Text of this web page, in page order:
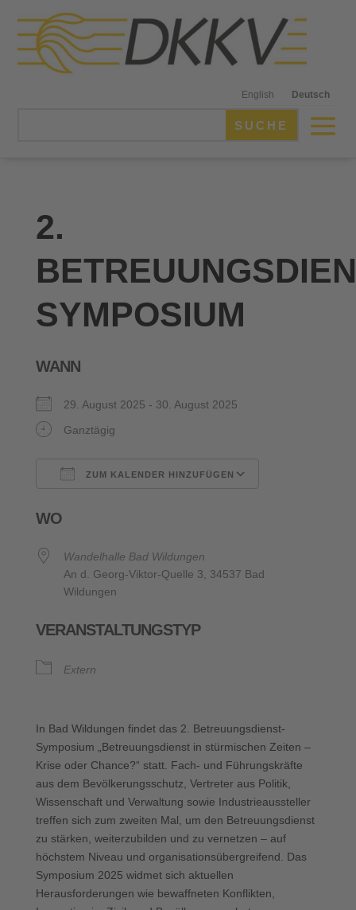
English Deutsch
2.
SYMPOSIUM
WANN
29. August 2025 - 30. August 2025
Ganztägig
ZUM KALENDER HINZUFÜGEN
WO
Wandelhalle Bad Wildungen
An d. Georg-Viktor-Quelle 3, 34537 Bad
Wildungen
VERANSTALTUNGSTYP
Extern
In Bad Wildungen findet das 2. Betreuungsdienst-
Symposium „Betreuungsdienst in stürmischen Zeiten –
Krise oder Chance?“ statt. Fach- und Führungskräfte
aus dem Bevölkerungsschutz, Vertreter aus Politik,
Wissenschaft und Verwaltung sowie Industrieaussteller
treffen sich zum zweiten Mal, um den Betreuungsdienst
zu stärken, weiterzubilden und zu vernetzen – auf
höchstem Niveau und organisationsübergreifend. Das
Symposium 2025 widmet sich aktuellen
Herausforderungen wie bewaffneten Konflikten,